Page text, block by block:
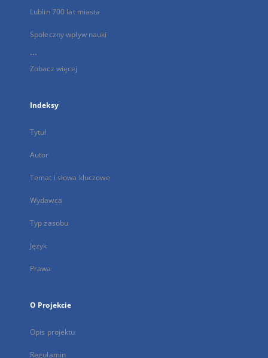
Lublin 700 lat miasta
Społeczny wpływ nauki
...
Zobacz więcej
Indeksy
Tytuł
Autor
Temat i słowa kluczowe
Wydawca
Typ zasobu
Język
Prawa
O Projekcie
Opis projektu
Regulamin